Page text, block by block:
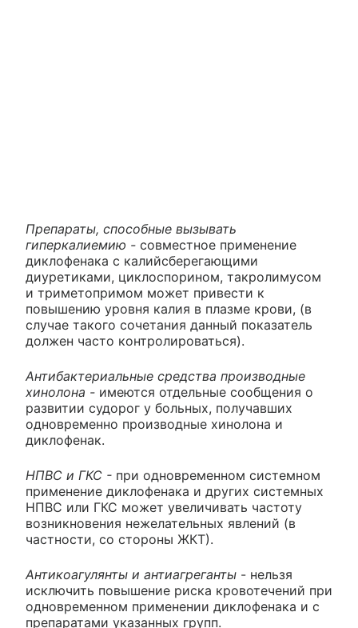
Препараты, способные вызывать
гиперкалиемию - совместное применение
диклофенака с калийсберегающими
диуретиками, циклоспорином, такролимусом
и триметопримом может привести к
повышению уровня калия в плазме крови, (в
случае такого сочетания данный показатель
должен часто контролироваться).
Антибактериальные средства производные
хинолона - имеются отдельные сообщения о
развитии судорог у больных, получавших
одновременно производные хинолона и
диклофенак.
НПВС и ГКС - при одновременном системном
применение диклофенака и других системных
НПВС или ГКС может увеличивать частоту
возникновения нежелательных явлений (в
частности, со стороны ЖКТ).
Антикоагулянты и антиагреганты - нельзя
исключить повышение риска кровотечений при
одновременном применении диклофенака и с
препаратами указанных групп.